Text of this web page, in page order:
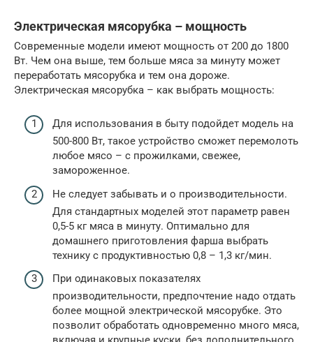
Электрическая мясорубка – мощность
Современные модели имеют мощность от 200 до 1800
Вт. Чем она выше, тем больше мяса за минуту может
переработать мясорубка и тем она дороже.
Электрическая мясорубка – как выбрать мощность:
Для использования в быту подойдет модель на
500-800 Вт, такое устройство сможет перемолоть
любое мясо – с прожилками, свежее,
замороженное.
Не следует забывать и о производительности.
Для стандартных моделей этот параметр равен
0,5-5 кг мяса в минуту. Оптимально для
домашнего приготовления фарша выбрать
технику с продуктивностью 0,8 – 1,3 кг/мин.
При одинаковых показателях
производительности, предпочтение надо отдать
более мощной электрической мясорубке. Это
позволит обработать одновременно много мяса,